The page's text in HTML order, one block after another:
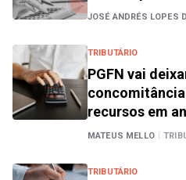
JOSÉ ANDRÉS LOPES
TRIBUTÁRIO
PGFN vai
recursos em
MATEUS MELLO |
TRIBUTÁRIO